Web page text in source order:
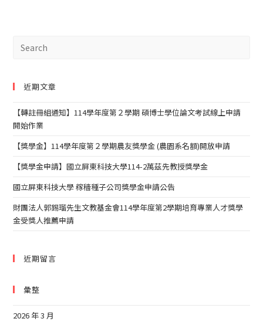
近期文章
【轉註冊組通知】114學年度第２學期 碩博士學位論文考試線上申請
開始作業
【獎學金】114學年度第２學期農友獎學金 (農園系名額)開放申請
【獎學金申請】國立屏東科技大學114-2萬茲先教授獎學金
國立屏東科技大學 稼穡種子公司獎學金申請公告
財團法人郭錫瑠先生文教基金會114學年度第2學期培育專業人才獎學
金受獎人推薦申請
近期留言
彙整
2026 年 3 月